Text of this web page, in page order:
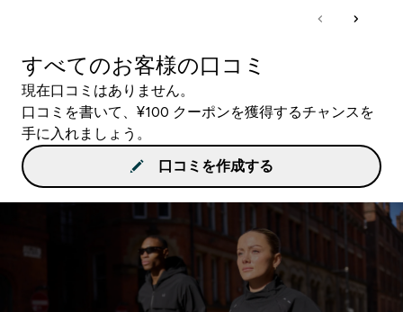
すべてのお客様の口コミ
現在口コミはありません。
口コミを書いて、¥100 クーポンを獲得するチャンスを
手に入れましょう。
口コミを作成する